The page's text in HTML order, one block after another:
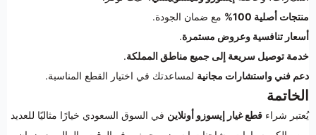
منتجات أصلية 100%
مع ضمان الجودة.
أسعار تنافسية وعروض مستمرة.
خدمة توصيل سريعة إلى جميع مناطق المملكة.
دعم فني واستشارات مجانية لمساعدتك في اختيار القطع المناسبة.
الخاتمة
يُعتبر شراء قطع غيار إيسوزو أونلاين في السوق السعودي خيارًا مثاليًا للعديد